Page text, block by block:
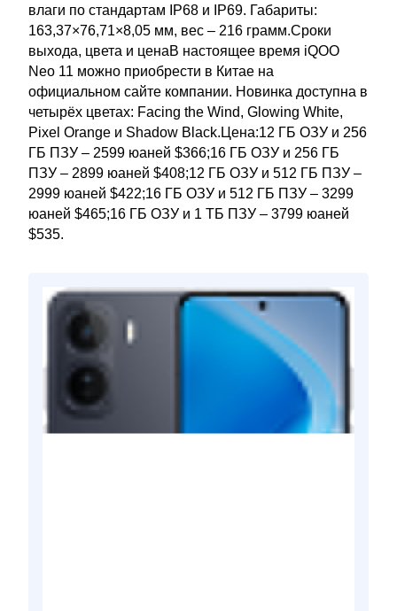
влаги по стандартам IP68 и IP69. Габариты:
163,37×76,71×8,05 мм, вес – 216 грамм.Сроки
выхода, цвета и ценаВ настоящее время iQOO
Neo 11 можно приобрести в Китае на
официальном сайте компании. Новинка доступна в
четырёх цветах: Facing the Wind, Glowing White,
Pixel Orange и Shadow Black.Цена:12 ГБ ОЗУ и 256
ГБ ПЗУ – 2599 юаней $366;16 ГБ ОЗУ и 256 ГБ
ПЗУ – 2899 юаней $408;12 ГБ ОЗУ и 512 ГБ ПЗУ –
2999 юаней $422;16 ГБ ОЗУ и 512 ГБ ПЗУ – 3299
юаней $465;16 ГБ ОЗУ и 1 ТБ ПЗУ – 3799 юаней
$535.